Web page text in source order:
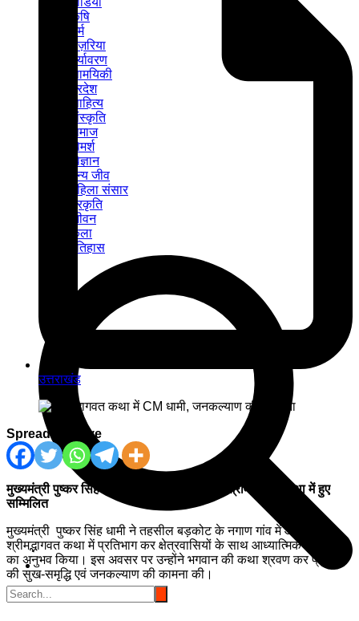
कृषि
धर्म
नज़रिया
पर्यावरण
सामयिकी
प्रदेश
साहित्य
संस्कृति
समाज
विमर्श
विज्ञान
वन्य जीव
महिला संसार
प्रकृति
जीवन
कला
इतिहास
उत्तराखंड
Spread the love
मुख्यमंत्री पुष्कर सिंह धामी नगाण गांव में आयोजित श्रीमद्भागवत कथा में हुए
सम्मिलित
मुख्यमंत्री पुष्कर सिंह धामी ने तहसील बड़कोट के नगाण गांव में आयोजित
श्रीमद्भागवत कथा में प्रतिभाग कर क्षेत्रवासियों के साथ आध्यात्मिक वातावरण
का अनुभव किया। इस अवसर पर उन्होंने भगवान की कथा श्रवण कर प्रदेश
की सुख-समृद्धि एवं जनकल्याण की कामना की।